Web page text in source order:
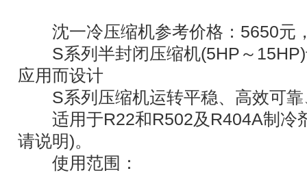
沈一冷压缩机参考价格：5650元
S系列半封闭压缩机(5HP～15HP)
应用而设计
S系列压缩机运转平稳、高效可靠
适用于R22和R502及R404A制冷
请说明)。
使用范围：